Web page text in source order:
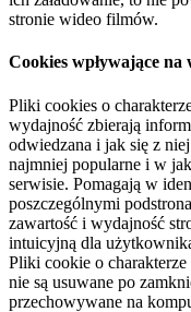
stronie wideo filmów.
Cookies wpływające na
Pliki cookies o
wydajność zbierają
odwiedzana i jak się z
najmniej popularne i w
serwisie. Pomagają w
poszczególnymi
zawartość i wydajność
intuicyjną dla
Pliki cookie o
nie są usuwane po
przechowywane na